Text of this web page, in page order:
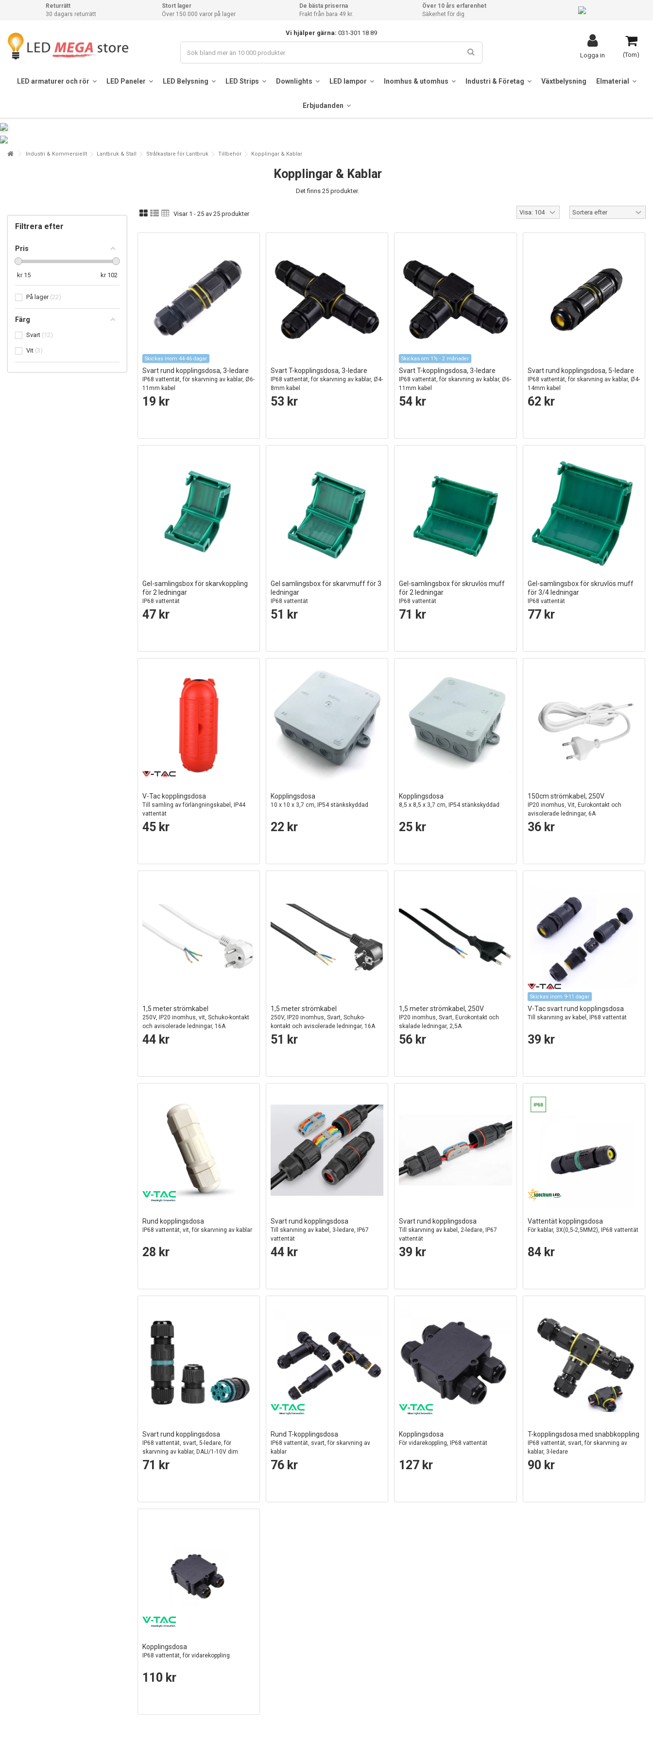
Returrätt
30 dagars returrätt
Stort lager
Över 150.000 varor på lager
De bästa priserna
Frakt från bara 49 kr.
Över 10 års erfarenhet
Säkerhet för dig
Vi hjälper gärna: 031-301 18 89
(Tom)
Logga in
LED armaturer och rör LED Paneler LED Belysning LED Strips Downlights LED lampor Inomhus & utomhus Industri & Företag Växtbelysning Elmaterial
Erbjudanden
Industri & Kommersiellt Lantbruk & Stall Strålkastare för Lantbruk Tillbehör Kopplingar & Kablar
Kopplingar & Kablar
Det finns 25 produkter.
Visar 1 - 25 av 25 produkter
Skickas inom 44-46 dagar
Svart rund kopplingsdosa, 3-ledare
IP68 vattentät, för skarvning av kablar, Ø6-
11mm kabel
19 kr
Svart T-kopplingsdosa, 3-ledare
IP68 vattentät, för skarvning av kablar, Ø4-
8mm kabel
53 kr
Skickas om 1½ - 2 månader
Svart T-kopplingsdosa, 3-ledare
IP68 vattentät, för skarvning av kablar, Ø6-
11mm kabel
54 kr
Svart rund kopplingsdosa, 5-ledare
IP68 vattentät, för skarvning av kablar, Ø4-
14mm kabel
62 kr
Gel-samlingsbox för skarvkoppling
för 2 ledningar
IP68 vattentät
47 kr
Gel samlingsbox för skarvmuff för 3
ledningar
IP68 vattentät
51 kr
Gel-samlingsbox för skruvlös muff
för 2 ledningar
IP68 vattentät
71 kr
Gel-samlingsbox för skruvlös muff
för 3/4 ledningar
IP68 vattentät
77 kr
V-Tac kopplingsdosa
Till samling av förlängningskabel, IP44
vattentät
45 kr
Kopplingsdosa
10 x 10 x 3,7 cm, IP54 stänkskyddad
22 kr
Kopplingsdosa
8,5 x 8,5 x 3,7 cm, IP54 stänkskyddad
25 kr
150cm strömkabel, 250V
IP20 inomhus, Vit, Eurokontakt och
avisolerade ledningar, 6A
36 kr
1,5 meter strömkabel
250V, IP20 inomhus, vit, Schuko-kontakt
och avisolerade ledningar, 16A
44 kr
1,5 meter strömkabel
250V, IP20 inomhus, Svart, Schuko-
kontakt och avisolerade ledningar, 16A
51 kr
1,5 meter strömkabel, 250V
IP20 inomhus, Svart, Eurokontakt och
skalade ledningar, 2,5A
56 kr
Skickas inom 9-11 dagar
V-Tac svart rund kopplingsdosa
Till skarvning av kabel, IP68 vattentät
39 kr
Rund kopplingsdosa
IP68 vattentät, vit, för skarvning av kablar
28 kr
Svart rund kopplingsdosa
Till skarvning av kabel, 3-ledare, IP67
vattentät
44 kr
Svart rund kopplingsdosa
Till skarvning av kabel, 2-ledare, IP67
vattentät
39 kr
Vattentät kopplingsdosa
För kablar, 3X(0,5-2,5MM2), IP68 vattentät
84 kr
Svart rund kopplingsdosa
IP68 vattentät, svart, 5-ledare, för
skarvning av kablar, DALI/1-10V dim
71 kr
Rund T-kopplingsdosa
IP68 vattentät, svart, för skarvning av
kablar
76 kr
Kopplingsdosa
För vidarekoppling, IP68 vattentät
127 kr
T-kopplingsdosa med snabbkoppling
IP68 vattentät, svart, för skarvning av
kablar, 3-ledare
90 kr
Kopplingsdosa
IP68 vattentät, för vidarekoppling
110 kr
Filtrera efter
Pris
kr 15 kr 102
På lager 22
Färg
Svart 12
Vit 3